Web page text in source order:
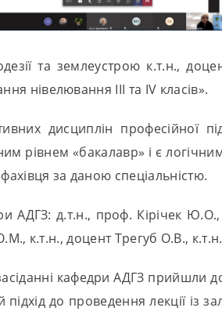
та землеустрою к.т.н.,
нівелювання ІІІ та ІV класів».
дисциплін професійної
рівнем «бакалавр» і є
за даною спеціальністю.
АДГЗ: д.т.н., проф. Кірічек
к.т.н., доцент Трегуб О.В.,
кафедри АДГЗ прийшли
до проведення лекції із